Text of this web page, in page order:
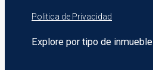
Politica de Privacidad
Explore por tipo de inmueble